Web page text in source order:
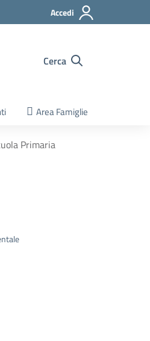
Accedi
Cerca
Area Famiglie
Primaria